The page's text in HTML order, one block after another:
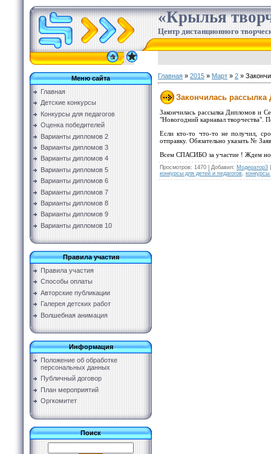
«Крылья
Центр дистанционного
Меню сайта
Главная
Детские конкурсы
Конкурсы для педагогов
Оценка победителей
Варианты дипломов 2
Варианты дипломов 3
Варианты дипломов 4
Варианты дипломов 5
Варианты дипломов 6
Варианты дипломов 7
Варианты дипломов 8
Варианты дипломов 9
Варианты дипломов 10
Правила участия
Правила участия
Способы оплаты
Авторские публикации
Галерея детских работ
Волшебная анимация
Информация
Положение об обработке
персональных данных
Публичный договор
План мероприятий
Оргкомитет
Поиск
Главная » 2015 » Март » 2 »
Закончилась
Закончилась рассылка Дипломов и
"Новогодний карнавал творчества".
Если кто-то что-то не получил,
отправку. Обязательно указать №
Всем СПАСИБО за участие ! Ждем
Просмотров: 1470 Добавил: Модератор3
конкурсы для детей и педагогов